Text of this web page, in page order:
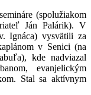
(spolužiakom
Ján Palárik). V
Ignáca) vysvätili za
v Senici (na
kde nadviazal
evanjelickým
Stal sa aktívnym